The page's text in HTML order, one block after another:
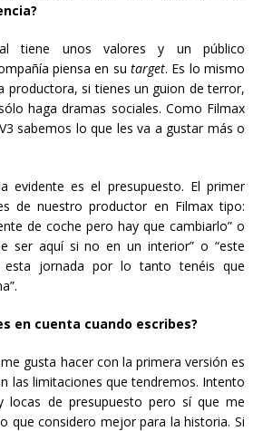
tiene unos valores y un público
piensa en su target. Es lo mismo
productora, si tienes un guion de terror,
haga dramas sociales. Como Filmax
sabemos lo que les va a gustar más o
evidente es el presupuesto. El primer
de nuestro productor en Filmax tipo:
de coche pero hay que cambiarlo” o
ser aquí si no en un interior” o “este
jornada por lo tanto tenéis que
en cuenta cuando escribes?
gusta hacer con la primera versión es
las limitaciones que tendremos. Intento
locas de presupuesto pero sí que me
que considero mejor para la historia. Si